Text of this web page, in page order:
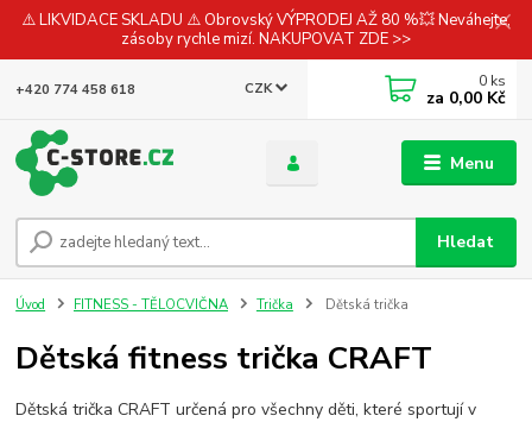
⚠️ LIKVIDACE SKLADU ⚠️ Obrovský VÝPRODEJ AŽ 80 %💥 Neváhejte,
zásoby rychle mizí. NAKUPOVAT ZDE >>
Menu
CZK
Hledat
+420 774 458 618 0 ks
za 0,00 Kč
Úvod FITNESS - TĚLOCVIČNA Trička Dětská trička
Dětská fitness trička CRAFT
Dětská trička CRAFT určená pro všechny děti, které sportují v